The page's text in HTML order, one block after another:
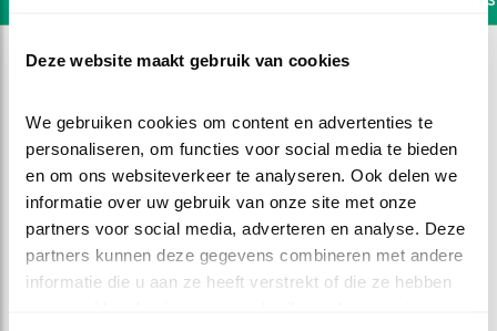
Deze website maakt gebruik van cookies
We gebruiken cookies om content en advertenties te
personaliseren, om functies voor social media te bieden
en om ons websiteverkeer te analyseren. Ook delen we
informatie over uw gebruik van onze site met onze
partners voor social media, adverteren en analyse. Deze
partners kunnen deze gegevens combineren met andere
informatie die u aan ze heeft verstrekt of die ze hebben